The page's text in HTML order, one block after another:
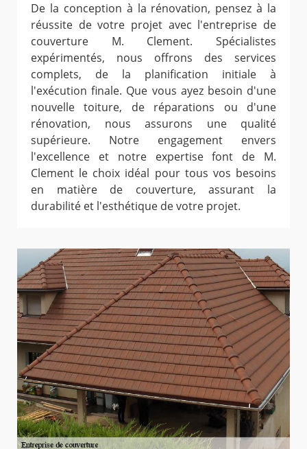
De la conception à la rénovation, pensez à la
réussite de votre projet avec l'entreprise de
couverture M. Clement. Spécialistes
expérimentés, nous offrons des services
complets, de la planification initiale à
l'exécution finale. Que vous ayez besoin d'une
nouvelle toiture, de réparations ou d'une
rénovation, nous assurons une qualité
supérieure. Notre engagement envers
l'excellence et notre expertise font de M.
Clement le choix idéal pour tous vos besoins
en matière de couverture, assurant la
durabilité et l'esthétique de votre projet.